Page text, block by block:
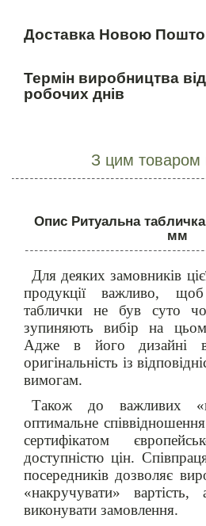
Доставка Новою
Термін виробництва
робочих днів
З цим товаром
Опис Ритуальна
мм
Для деяких замовників
продукції важливо,
таблички не був суто
зупиняють вибір на
Адже в його дизайні
оригінальність із
вимогам.
Також до важливих
оптимальне співвідношення
сертифікатом
доступністю цін.
посередників дозволяє
«накручувати»
виконувати замовлення.